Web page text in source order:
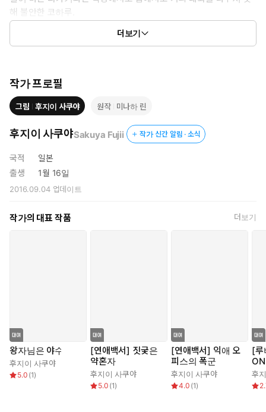
해 불안한 코하루.
하지만 그것도 잠시, 함께 살면서 점차 타카기의 상냥함을 알게 된
코하루는 그에게 끌리기 시작하는데….
더보기
작가 프로필
그림 후지이 사쿠야 원작 미나하 린
후지이 사쿠야Sakuya Fujii 작가 신간 알림 · 소식
국적
일본
출생
1월 16일
2016.09.04업데이트
작가의 대표 작품 더보기
왕자님은 야수
후지이 사쿠야
5.0 (1)
[연애백서] 짓궂은
약혼자
후지이 사쿠야
5.0 (1)
[연애백서] 익애 오
피스의 폭군
후지이 사쿠야
4.0 (1)
[루
후